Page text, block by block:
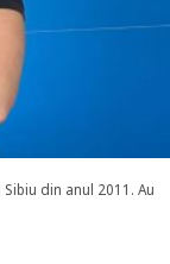
din anul 2011. Au